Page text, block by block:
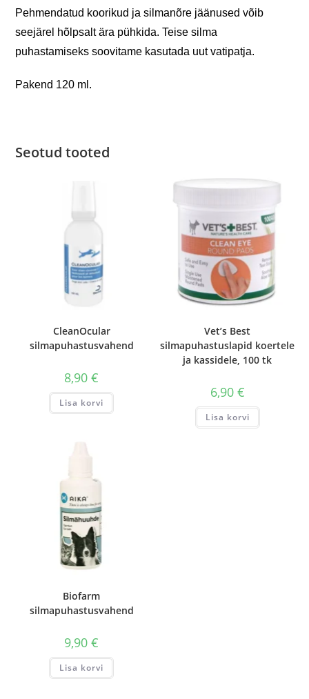
Pehmendatud koorikud ja silmanõre jäänused võib
seejärel hõlpsalt ära pühkida. Teise silma
puhastamiseks soovitame kasutada uut vatipatja.
Pakend 120 ml.
Seotud tooted
CleanOcular
silmapuhastusvahend
8,90€
Lisa korvi
Vet’s Best
silmapuhastuslapid koertele
ja kassidele, 100 tk
6,90 €
Lisa korvi
Biofarm
silmapuhastusvahend
9,90€
Lisa korvi